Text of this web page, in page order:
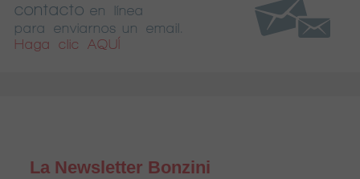
contacto en línea
para enviarnos un email.
Haga clic AQUÍ
La Newsletter Bonzini